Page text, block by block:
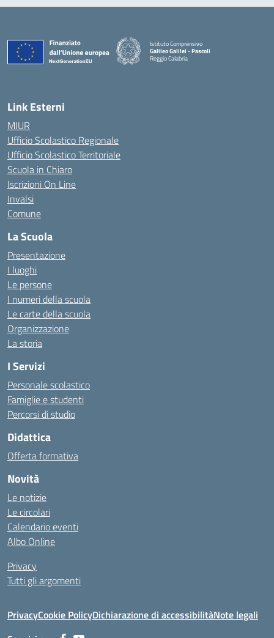
Istituto Comprensivo
Galileo Galilei - Pascoli
Reggio Calabria
Link Esterni
MIUR
Ufficio Scolastico Regionale
Ufficio Scolastico Territoriale
Scuola in Chiaro
Iscrizioni On Line
Invalsi
Comune
La Scuola
Presentazione
I luoghi
Le persone
I numeri della scuola
Le carte della scuola
Organizzazione
La storia
I Servizi
Personale scolastico
Famiglie e studenti
Percorsi di studio
Didattica
Offerta formativa
Novità
Le notizie
Le circolari
Calendario eventi
Albo Online
Privacy
Tutti gli argomenti
PrivacyCookie PolicyDichiarazione di accessibilitàNote legali